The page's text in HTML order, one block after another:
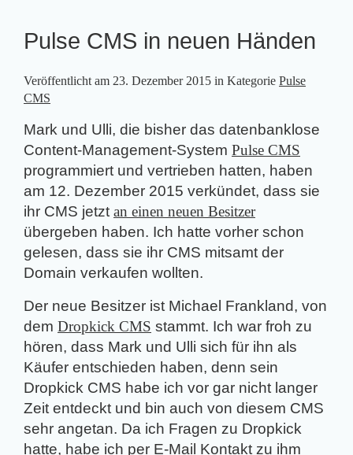
Pulse CMS in neuen Händen
Veröffentlicht am 23. Dezember 2015 in Kategorie Pulse
CMS
Mark und Ulli, die bisher das datenbanklose
Content-Management-System Pulse CMS
programmiert und vertrieben hatten, haben
am 12. Dezember 2015 verkündet, dass sie
ihr CMS jetzt an einen neuen Besitzer
übergeben haben. Ich hatte vorher schon
gelesen, dass sie ihr CMS mitsamt der
Domain verkaufen wollten.
Der neue Besitzer ist Michael Frankland, von
dem Dropkick CMS stammt. Ich war froh zu
hören, dass Mark und Ulli sich für ihn als
Käufer entschieden haben, denn sein
Dropkick CMS habe ich vor gar nicht langer
Zeit entdeckt und bin auch von diesem CMS
sehr angetan. Da ich Fragen zu Dropkick
hatte, habe ich per E-Mail Kontakt zu ihm